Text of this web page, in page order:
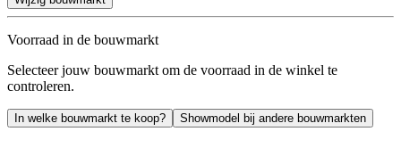
Voorraad in de bouwmarkt
Selecteer jouw bouwmarkt om de voorraad in de winkel te
controleren.
In welke bouwmarkt te koop? Showmodel bij andere bouwmarkten